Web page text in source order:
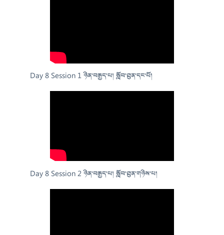
Day 8 Session 1 ཉིན་བརྒྱད་པ། སློབ་ཐུན་དང་པོ།
Day 8 Session 2 ཉིན་བརྒྱད་པ། སློབ་ཐུན་གཉིས་པ།